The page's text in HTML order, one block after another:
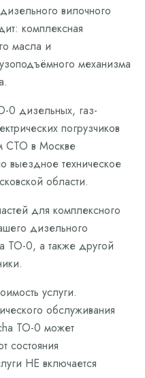
вилочного
комплексная
масла и
механизма
0 дизельных, газ-
погрузчиков
СТО в Москве
выездное техническое
области.
для комплексного
дизельного
ТО-0, а также другой
услуги.
обслуживания
ТО-0 может
состояния
НЕ включается